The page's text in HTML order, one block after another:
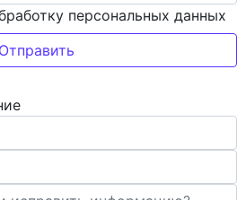
персональных данных